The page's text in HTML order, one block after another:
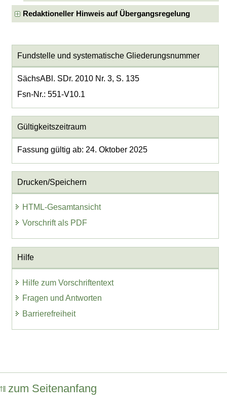
Redaktioneller Hinweis auf Übergangsregelung
Fundstelle und systematische Gliederungsnummer
SächsABl. SDr. 2010 Nr. 3, S. 135
Fsn-Nr.: 551-V10.1
Gültigkeitszeitraum
Fassung gültig ab: 24. Oktober 2025
Drucken/Speichern
HTML-Gesamtansicht
Vorschrift als PDF
Hilfe
Hilfe zum Vorschriftentext
Fragen und Antworten
Barrierefreiheit
zum Seitenanfang